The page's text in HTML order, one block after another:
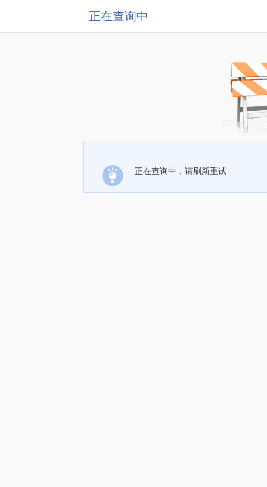
正在查询中
正在查询中，请刷新重试